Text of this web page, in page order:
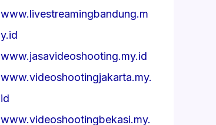
www.livestreamingbandung.m
y.id
www.jasavideoshooting.my.id
www.videoshootingjakarta.my.
id
www.videoshootingbekasi.my.